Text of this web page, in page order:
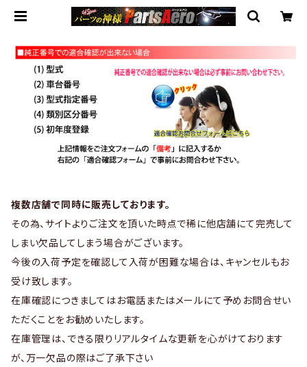
複数店舗で同時に販売しております。
その為、サイトよりご注文を頂いた時点で稀に他店舗にて完売して
しまい欠品してしまう場合がございます。
今後の入荷予定を確認して入荷が困難な場合は、キャンセルもお
受け致します。
在庫確認につきましてはお電話またはメールにて予めお問合せい
ただくことをお勧めいたします。
在庫管理は、できる限りリアルタイムな更新を心がけております
が、万一欠品の際はご了承下さい